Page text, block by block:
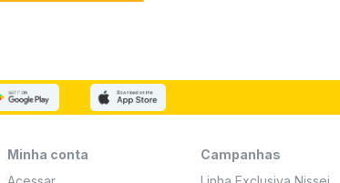
Minha conta
Campanhas